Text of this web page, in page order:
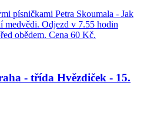
písničkami Petra Skoumala - Jak
medvědi. Odjezd v 7.55 hodin
obědem. Cena 60 Kč.
- třída Hvězdiček - 15.